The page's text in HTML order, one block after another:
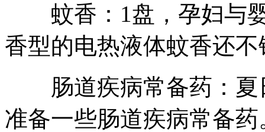
蚊香：1盘，孕妇与婴
香型的电热液体蚊香还
肠道疾病常备药：夏
准备一些肠道疾病常备药